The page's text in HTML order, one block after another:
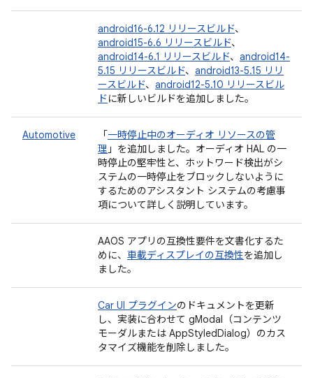
android16-6.12 リリースビルド、
android15-6.6 リリースビルド、
android14-6.1 リリースビルド、 android14-
5.15 リリースビルド、 android13-5.15 リリ
ースビルド、 android12-5.10 リリースビル
ドに新しいビルドを追加しました。
Automotive 「一時停止中のオーディオ リソースの管
理 」を追加しました。オーディオ HAL の一
時停止の堅牢性と、ホットワード検出がシ
ステムの一時停止をブロックしないように
するためのアシスタント システムの考慮事
項について詳しく説明しています。
AAOS アプリの互換性要件を文書化するた
めに、 車載ディスプレイの互換性を追加し
ました。
Car UI プラグインのドキュメントを更新
し、実装に合わせて gModal（コンテンツ
モーダルまたは AppStyledDialog）のカス
タマイズ機能を削除しました。